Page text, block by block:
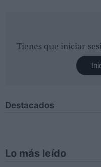
Tienes que iniciar
Destacados
Lo más leído